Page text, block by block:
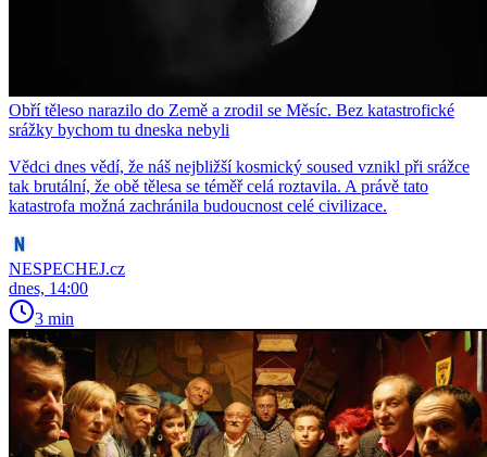
Obří těleso narazilo do Země a zrodil se Měsíc. Bez katastrofické
srážky bychom tu dneska nebyli
Vědci dnes vědí, že náš nejbližší kosmický soused vznikl při srážce
tak brutální, že obě tělesa se téměř celá roztavila. A právě tato
katastrofa možná zachránila budoucnost celé civilizace.
NESPECHEJ.cz
dnes, 14:00
3 min